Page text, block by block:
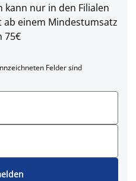
kann nur in den Filialen
einem Mindestumsatz
75€
Felder sind